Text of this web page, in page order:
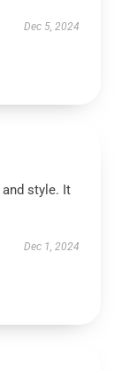
Dec 5, 2024
style. It
Dec 1, 2024